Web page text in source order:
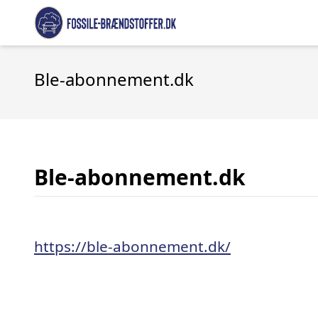
Ble-abonnement.dk
Ble-abonnement.dk
https://ble-abonnement.dk/